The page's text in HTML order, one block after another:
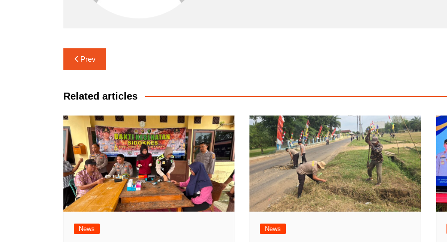
Navigasi
pos
Prev
Related articles
News News